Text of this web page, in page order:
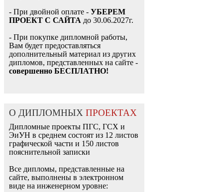
- При двойной оплате - УБЕРЕМ
ПРОЕКТ С САЙТА до 30.06.2027г.
- При покупке дипломной работы,
Вам будет предоставляться
дополнительный материал из других
дипломов, представленных на сайте -
совершенно БЕСПЛАТНО!
О ДИПЛОМНЫХ ПРОЕКТАХ
Дипломные проекты ПГС, ГСХ и
ЭиУН в среднем состоят из 12 листов
графической части и 150 листов
пояснительной записки
Все дипломы, представленные на
сайте, выполнены в электронном
виде на инженерном уровне: